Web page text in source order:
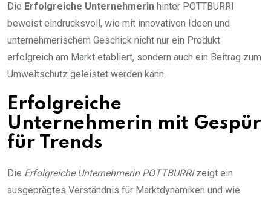
Die Erfolgreiche Unternehmerin hinter POTTBURRI
beweist eindrucksvoll, wie mit innovativen Ideen und
unternehmerischem Geschick nicht nur ein Produkt
erfolgreich am Markt etabliert, sondern auch ein Beitrag zum
Umweltschutz geleistet werden kann.
Erfolgreiche
Unternehmerin mit Gespür
für Trends
Die Erfolgreiche Unternehmerin POTTBURRIzeigt ein
ausgeprägtes Verständnis für Marktdynamiken und wie